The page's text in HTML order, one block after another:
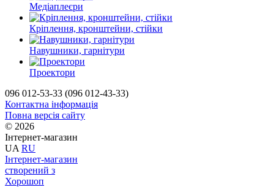
Медіаплеєри
Крiплення, кронштейни, стiйки
Навушники, гарнітури
Проектори
096 012-53-33 (096 012-43-33)
Контактна інформація
Повна версія сайту
© 2026
Інтернет-магазин
UA RU
Інтернет-магазин
створений з
Хорошоп